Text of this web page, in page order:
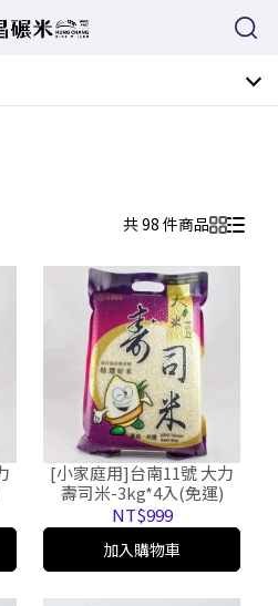
共 98 件商品
[小家庭用]台南11號 大力
壽司米-3kg*4入(免運)
NT$999
加入購物車